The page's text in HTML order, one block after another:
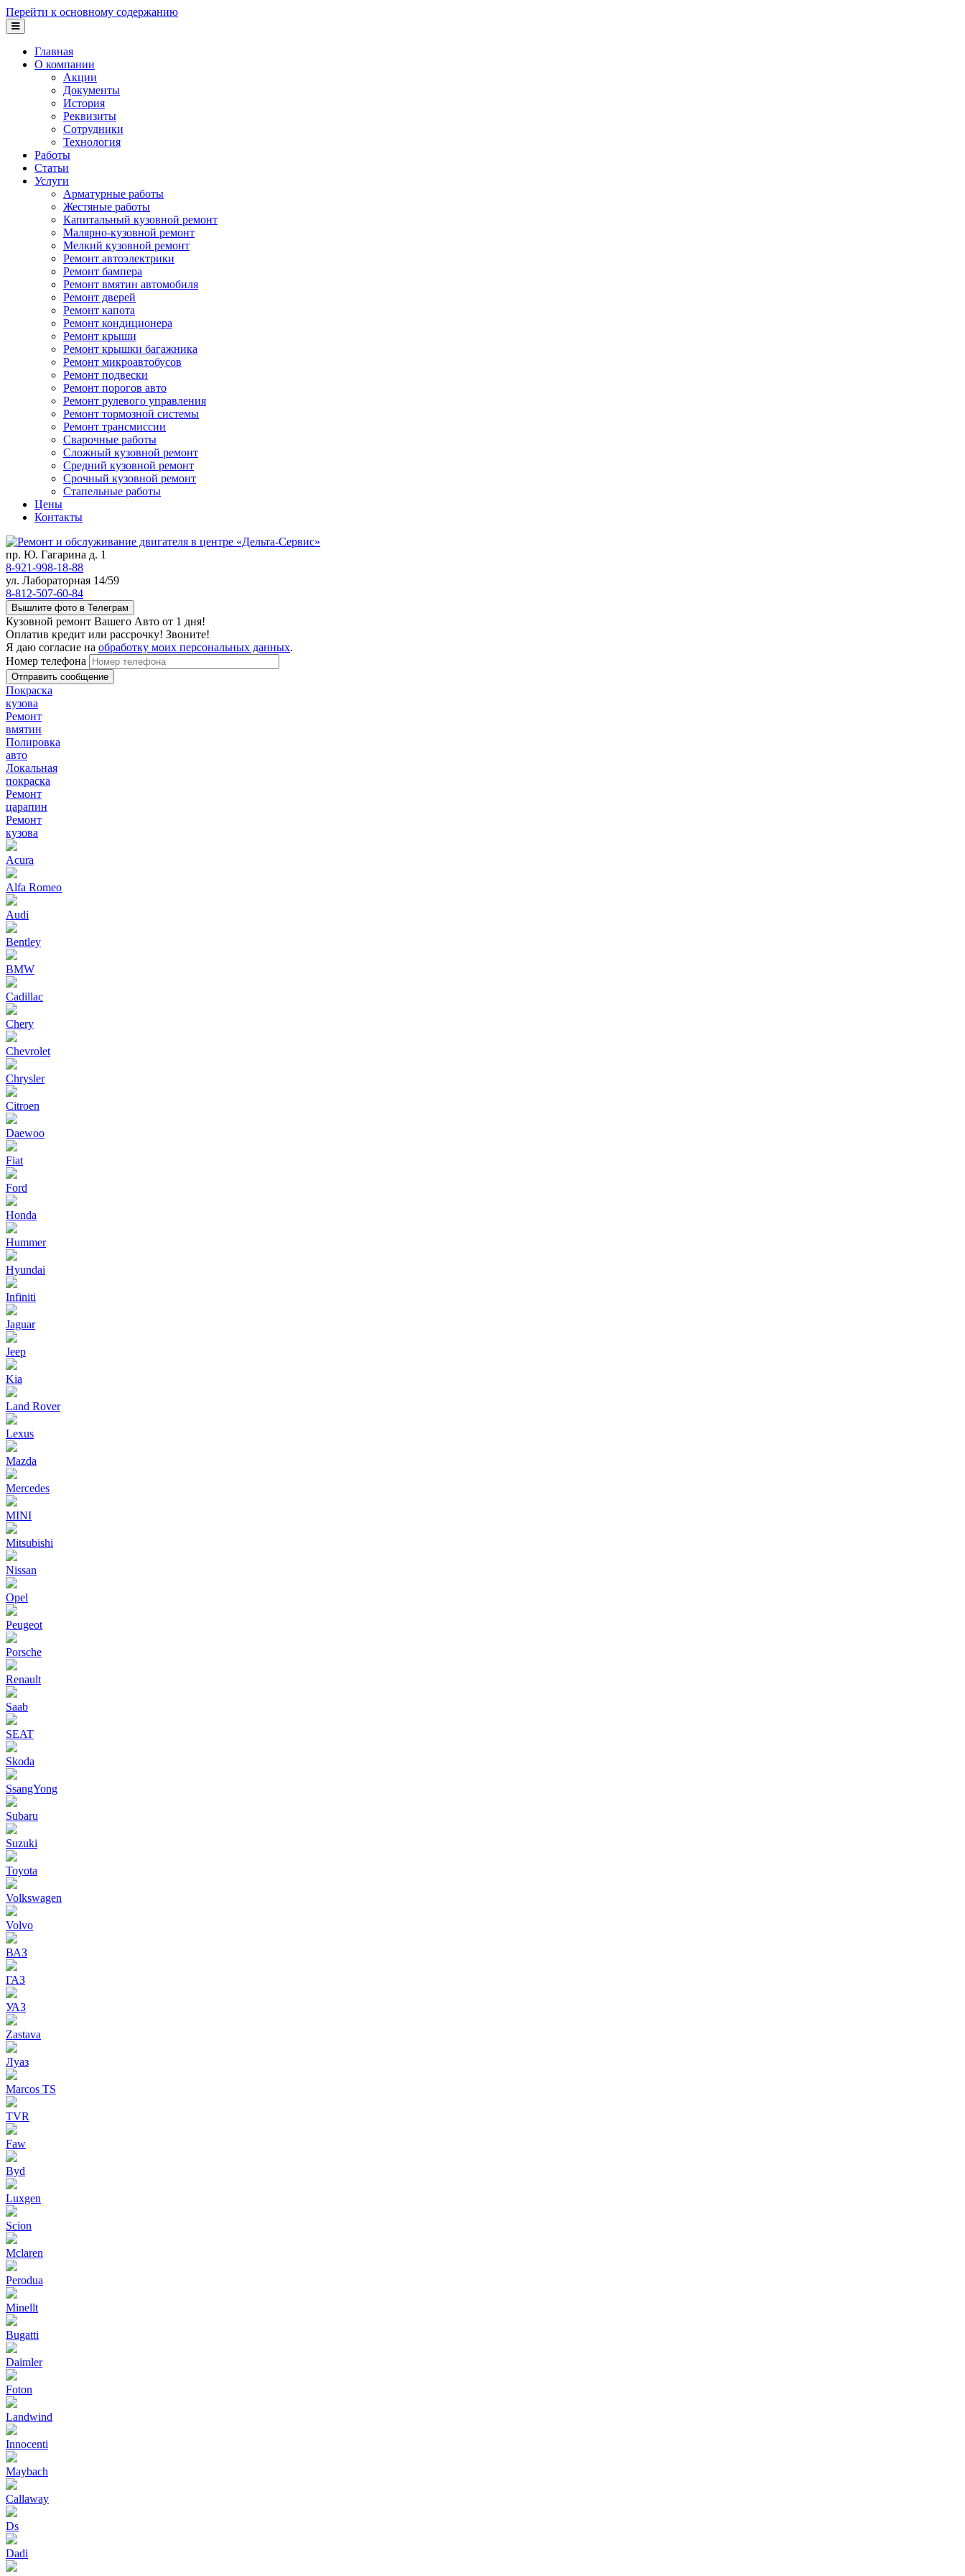
Перейти к основному содержанию
Главная
О компании
Акции
Документы
История
Реквизиты
Сотрудники
Технология
Работы
Статьи
Услуги
Арматурные работы
Жестяные работы
Капитальный кузовной ремонт
Малярно-кузовной ремонт
Мелкий кузовной ремонт
Ремонт автоэлектрики
Ремонт бампера
Ремонт вмятин автомобиля
Ремонт дверей
Ремонт капота
Ремонт кондиционера
Ремонт крыши
Ремонт крышки багажника
Ремонт микроавтобусов
Ремонт подвески
Ремонт порогов авто
Ремонт рулевого управления
Ремонт тормозной системы
Ремонт трансмиссии
Сварочные работы
Сложный кузовной ремонт
Средний кузовной ремонт
Срочный кузовной ремонт
Стапельные работы
Цены
Контакты
пр. Ю. Гагарина д. 1
8-921-998-18-88
ул. Лабораторная 14/59
8-812-507-60-84
Вышлите фото в Телеграм
Кузовной ремонт Вашего Авто от 1 дня!
Оплатив кредит или рассрочку! Звоните!
Я даю согласие на обработку моих персональных данных.
Номер телефона
Покраска
кузова
Ремонт
вмятин
Полировка
авто
Локальная
покраска
Ремонт
царапин
Ремонт
кузова
Acura
Alfa Romeo
Audi
Bentley
BMW
Cadillac
Chery
Chevrolet
Chrysler
Citroen
Daewoo
Fiat
Ford
Honda
Hummer
Hyundai
Infiniti
Jaguar
Jeep
Kia
Land Rover
Lexus
Mazda
Mercedes
MINI
Mitsubishi
Nissan
Opel
Peugeot
Porsche
Renault
Saab
SEAT
Skoda
SsangYong
Subaru
Suzuki
Toyota
Volkswagen
Volvo
ВАЗ
ГАЗ
УАЗ
Zastava
Луаз
Marcos TS
TVR
Faw
Byd
Luxgen
Scion
Mclaren
Perodua
Minellt
Bugatti
Daimler
Foton
Landwind
Innocenti
Maybach
Callaway
Ds
Dadi